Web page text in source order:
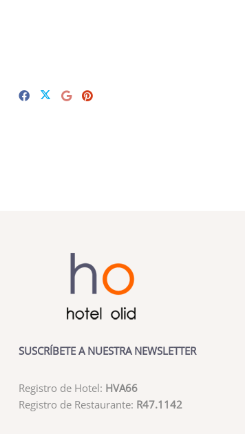
SUSCRÍBETE A NUESTRA NEWSLETTER
Registro de Hotel: HVA66
Registro de Restaurante: R47.1142